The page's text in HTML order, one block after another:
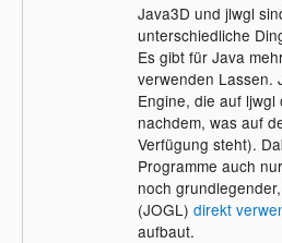
Java3D und jlwgl
unterschiedliche
Es gibt für Java
verwenden Lassen.
Engine, die auf
nachdem, was auf
Verfügung steht).
Programme auch
noch
(JOGL) direkt
aufbaut.